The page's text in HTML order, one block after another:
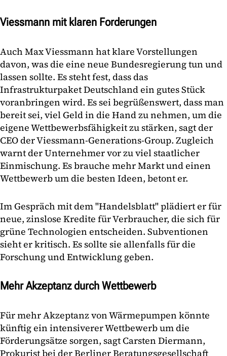
Viessmann mit klaren Forderungen
Auch Max Viessmann hat klare Vorstellungen
davon, was die eine neue Bundesregierung tun und
lassen sollte. Es steht fest, dass das
Infrastrukturpaket Deutschland ein gutes Stück
voranbringen wird. Es sei begrüßenswert, dass man
bereit sei, viel Geld in die Hand zu nehmen, um die
eigene Wettbewerbsfähigkeit zu stärken, sagt der
CEO der Viessmann-Generations-Group. Zugleich
warnt der Unternehmer vor zu viel staatlicher
Einmischung. Es brauche mehr Markt und einen
Wettbewerb um die besten Ideen, betont er.
Im Gespräch mit dem "Handelsblatt" plädiert er für
neue, zinslose Kredite für Verbraucher, die sich für
grüne Technologien entscheiden. Subventionen
sieht er kritisch. Es sollte sie allenfalls für die
Forschung und Entwicklung geben.
Mehr Akzeptanz durch Wettbewerb
Für mehr Akzeptanz von Wärmepumpen könnte
künftig ein intensiverer Wettbewerb um die
Förderungsätze sorgen, sagt Carsten Diermann,
Prokurist bei der Berliner Beratungsgesellschaft